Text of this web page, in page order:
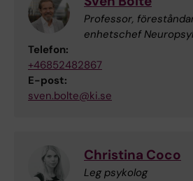
Professor,
enhetschef
Telefon:
+46852482867
E-post:
sven.bolte@ki.se
Christina Coco
Leg psykolog